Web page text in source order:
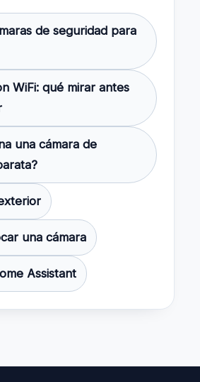
de seguridad para
WiFi: qué mirar antes
una cámara de
una cámara
Assistant